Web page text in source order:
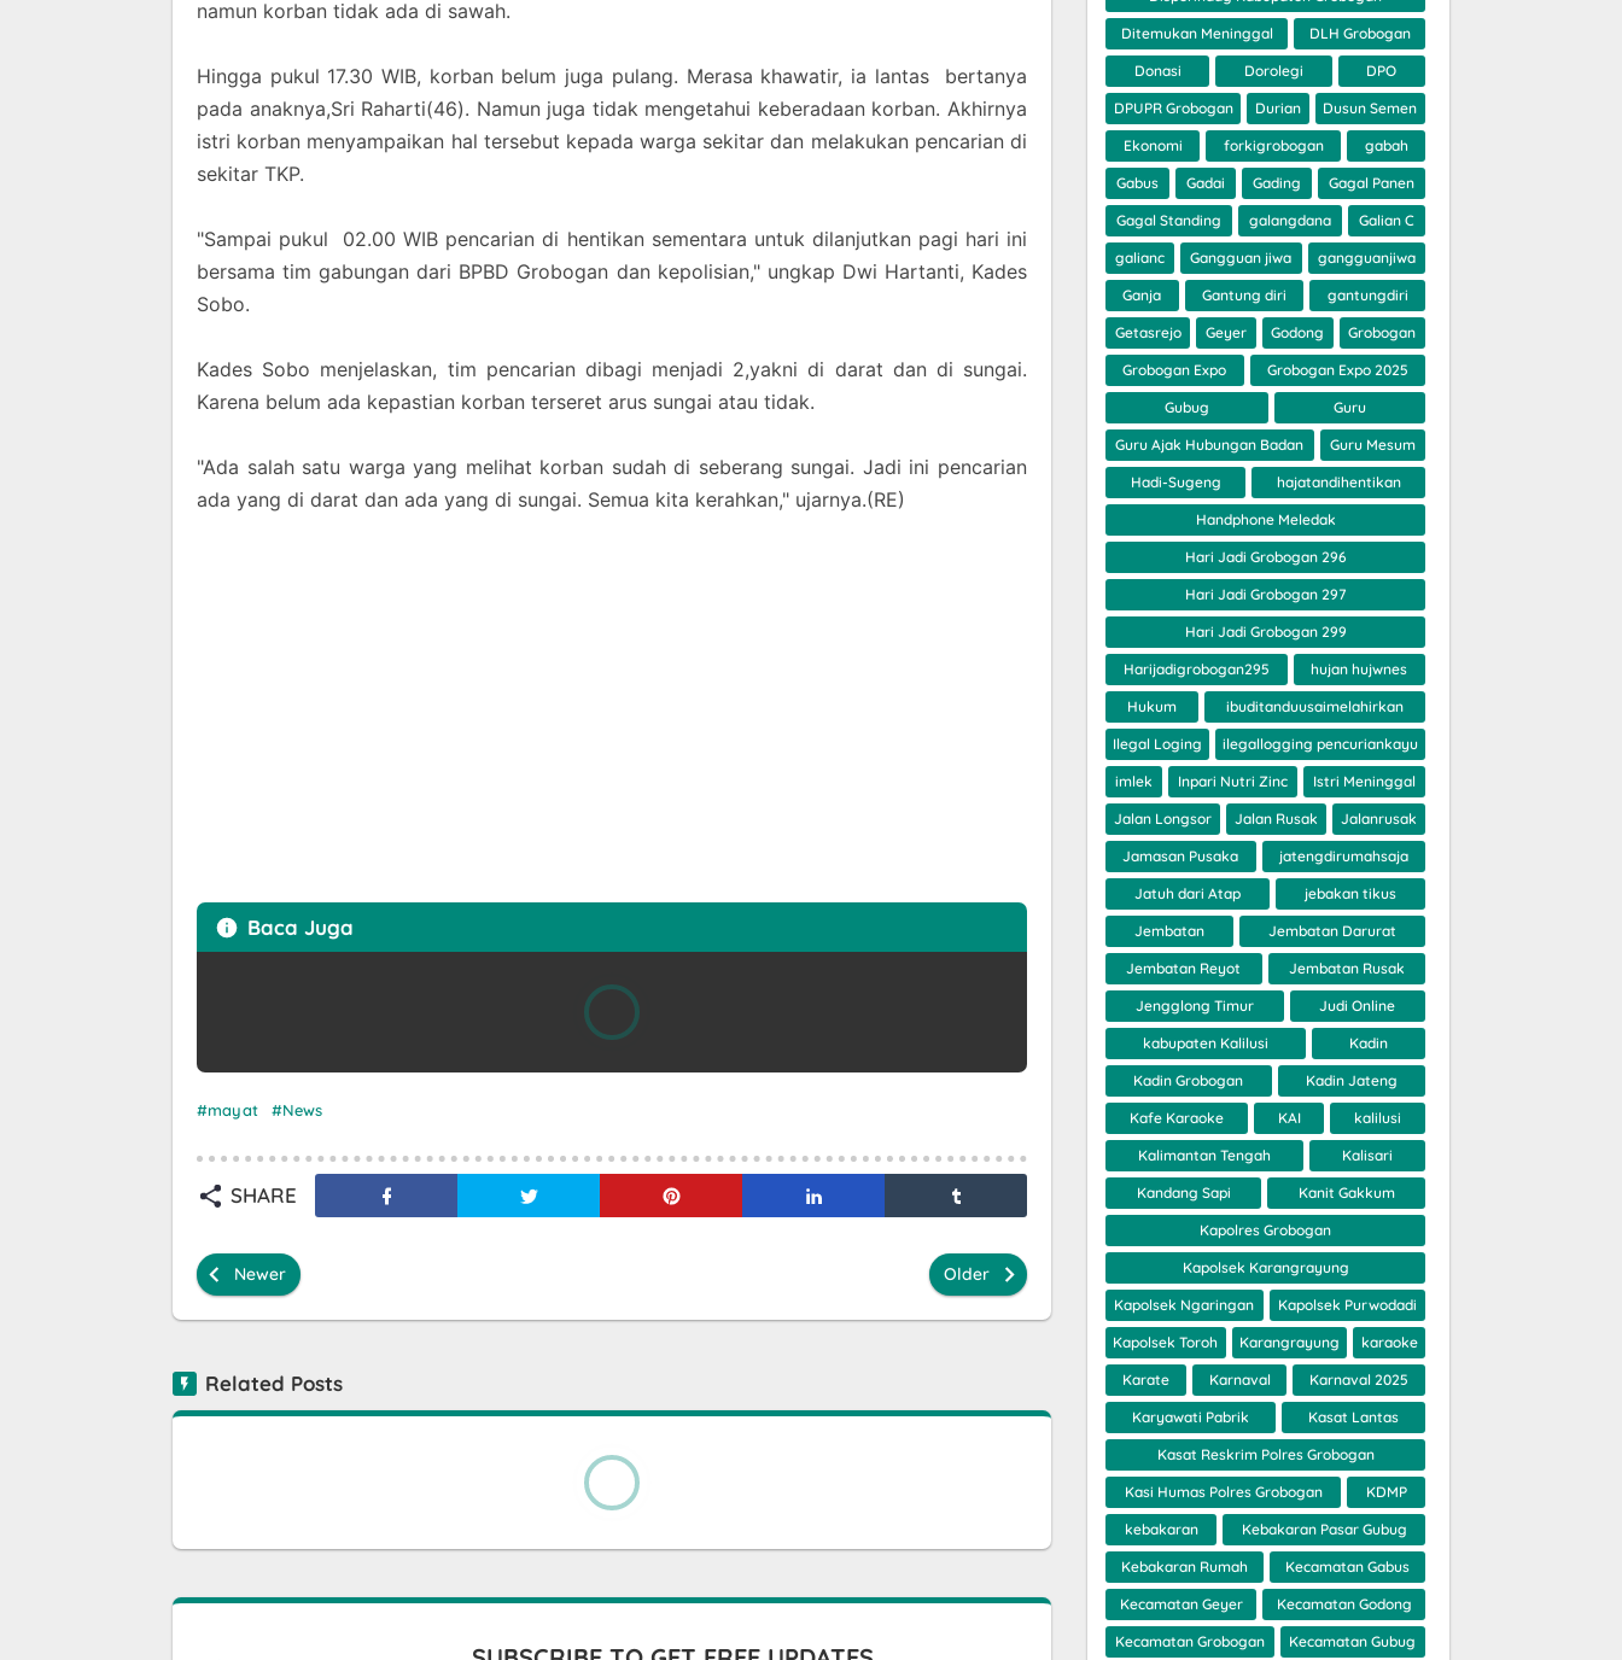
namun korban tidak ada di sawah.
Hingga pukul 17.30 WIB, korban belum juga pulang. Merasa khawatir, ia lantas bertanya
pada anaknya,Sri Raharti(46). Namun juga tidak mengetahui keberadaan korban. Akhirnya
istri korban menyampaikan hal tersebut kepada warga sekitar dan melakukan pencarian di
sekitar TKP.
"Sampai pukul 02.00 WIB pencarian di hentikan sementara untuk dilanjutkan pagi hari ini
bersama tim gabungan dari BPBD Grobogan dan kepolisian," ungkap Dwi Hartanti, Kades
Sobo.
Kades Sobo menjelaskan, tim pencarian dibagi menjadi 2,yakni di darat dan di sungai.
Karena belum ada kepastian korban terseret arus sungai atau tidak.
"Ada salah satu warga yang melihat korban sudah di seberang sungai. Jadi ini pencarian
ada yang di darat dan ada yang di sungai. Semua kita kerahkan," ujarnya.(RE)
Baca Juga
mayat News
SHARE
Newer Older
Related Posts
Ditemukan Meninggal DLH Grobogan
Donasi Dorolegi DPO
DPUPR Grobogan Durian Dusun Semen
Ekonomi forkigrobogan gabah
Gabus Gadai Gading Gagal Panen
Gagal Standing galangdana Galian C
galianc Gangguan jiwa gangguanjiwa
Ganja Gantung diri gantungdiri
Getasrejo Geyer Godong Grobogan
Grobogan Expo Grobogan Expo 2025
Gubug Guru
Guru Ajak Hubungan Badan Guru Mesum
Hadi-Sugeng hajatandihentikan
Handphone Meledak
Hari Jadi Grobogan 296
Hari Jadi Grobogan 297
Hari Jadi Grobogan 299
Harijadigrobogan295 hujan hujwnes
Hukum ibuditanduusaimelahirkan
Ilegal Loging ilegallogging pencuriankayu
imlek Inpari Nutri Zinc Istri Meninggal
Jalan Longsor Jalan Rusak Jalanrusak
Jamasan Pusaka jatengdirumahsaja
Jatuh dari Atap jebakan tikus
Jembatan Jembatan Darurat
Jembatan Reyot Jembatan Rusak
Jengglong Timur Judi Online
kabupaten Kalilusi Kadin
Kadin Grobogan Kadin Jateng
Kafe Karaoke KAI kalilusi
Kalimantan Tengah Kalisari
Kandang Sapi Kanit Gakkum
Kapolres Grobogan
Kapolsek Karangrayung
Kapolsek Ngaringan Kapolsek Purwodadi
Kapolsek Toroh Karangrayung karaoke
Karate Karnaval Karnaval 2025
Karyawati Pabrik Kasat Lantas
Kasat Reskrim Polres Grobogan
Kasi Humas Polres Grobogan KDMP
kebakaran Kebakaran Pasar Gubug
Kebakaran Rumah Kecamatan Gabus
Kecamatan Geyer Kecamatan Godong
Kecamatan Grobogan Kecamatan Gubug